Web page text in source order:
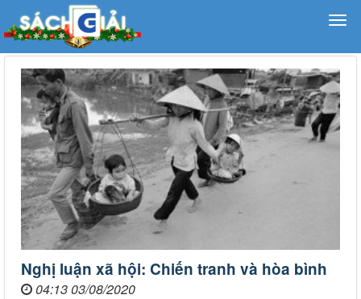
Nghị luận xã hội: Chiến tranh và hòa bình
04:13 03/08/2020